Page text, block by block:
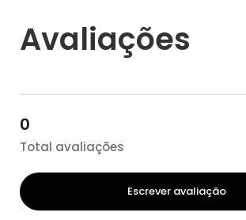
Avaliações
0
Total avaliações
Escrever avaliação